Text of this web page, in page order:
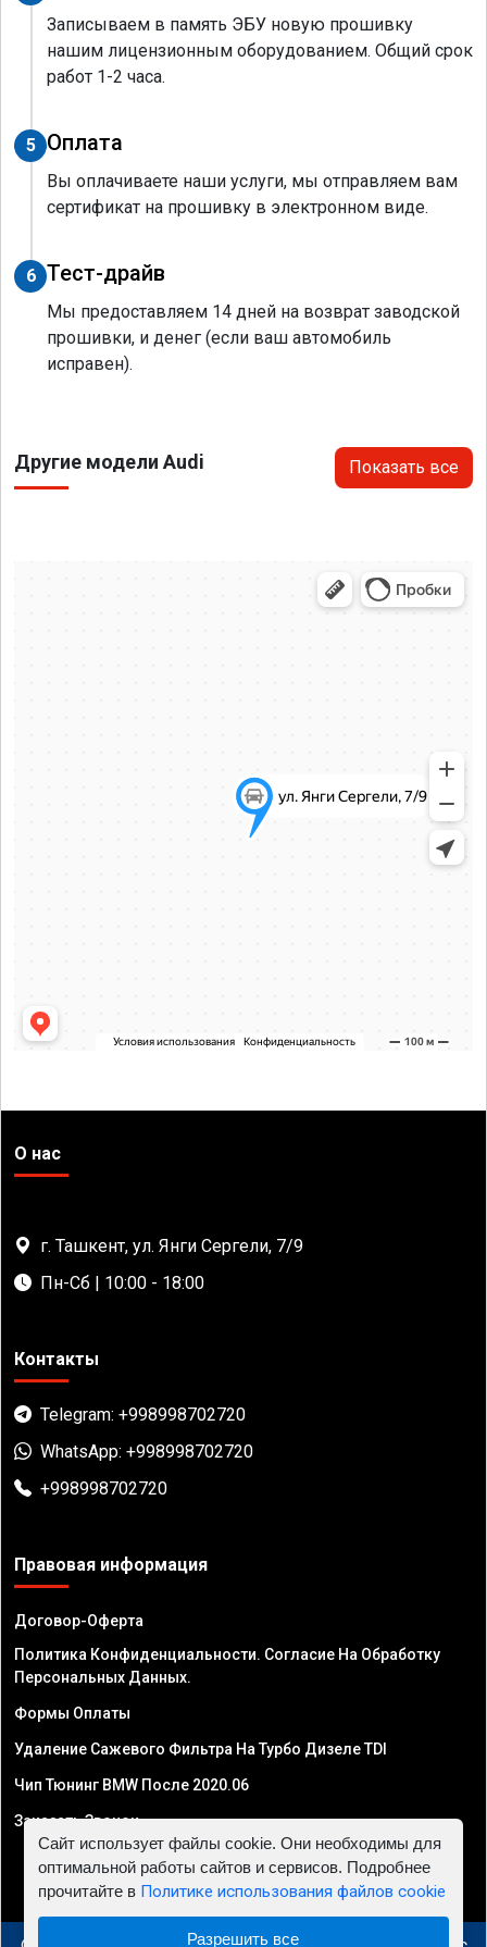
Записываем в память ЭБУ новую прошивку
нашим лицензионным оборудованием. Общий срок
работ 1-2 часа.
5 Оплата
Вы оплачиваете наши услуги, мы отправляем вам
сертификат на прошивку в электронном виде.
6 Тест-драйв
Мы предоставляем 14 дней на возврат заводской
прошивки, и денег (если ваш автомобиль
исправен).
Другие модели Audi Показать все
О нас
г. Ташкент, ул. Янги Сергели, 7/9
Пн-Сб | 10:00 - 18:00
Контакты
Telegram: +998998702720
WhatsApp: +998998702720
+998998702720
Правовая информация
Договор-Оферта
Политика Конфиденциальности. Согласие На Обработку
Персональных Данных.
Формы Оплаты
Удаление Сажевого Фильтра На Турбо Дизеле TDI
Чип Тюнинг BMW После 2020.06
Заказать Звонок
Сайт использует файлы cookie. Они необходимы для
оптимальной работы сайтов и сервисов. Подробнее
прочитайте в Политике использования файлов cookie
Разрешить все